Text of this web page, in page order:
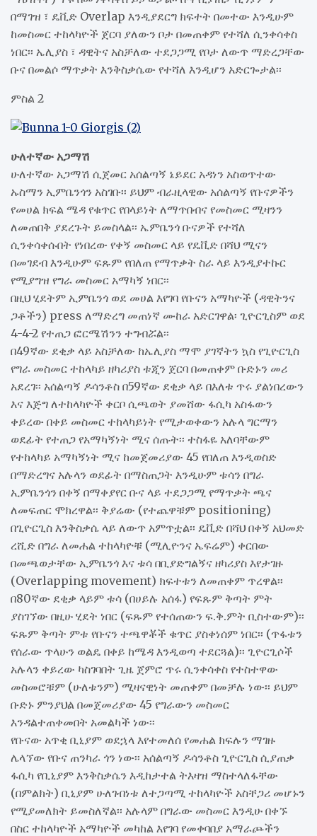
በማገዝ ፣ ዴቪድ Overlap እንዲያደርግ ክፍተት በመተው እንዲሁም
ከመስመር ተከላካዮች ጀርባ ያለውን ቦታ በመጠቀም የተሻለ ሲንቀሳቀስ
ነበር፡፡ ኤሊያስ ፣ ዳዊትና አስቻለው ተደጋጋሚ የቦታ ለውጥ ማድረጋቸው
ቡና በመልሶ ማጥቃት እንቅስቃሴው የተሻለ እንዲሆን አድርጐታል፡፡
ምስል 2
ሁለተኛው አጋማሽ
ሁለተኛው አጋማሽ ሲጀመር አሰልጣኝ ኔይደር አዳነን አስወጥተው
ኡስማን ኢምቤንጎን አስገቡ፡፡ ይህም ብራዚላዊው አሰልጣኝ የቡናዎችን
የመሀል ክፍል ሜዳ የቁጥር የበላይነት ለማጥበብና የመስመር ሚዛንን
ለመጠበቅ ያደረጉት ይመስላል፡፡ ኤምቤንጎ ቡናዎች የተሻለ
ሲንቀሳቀሱበት የነበረው የቀኝ መስመር ላይ የዴቪድ በሻህ ሚናን
በመገደብ እንዲሁም ፍጹም የበለጠ የማጥቃት ስራ ላይ እንዲያተኩር
የሚያግዝ የግራ መስመር አማካኝ ነበር፡፡
በዚህ ሂደትም ኢምቤንጎ ወደ መሀል እየገባ የቡናን አማካዮች (ዳዊትንና
ጋቶችን) press ለማድረግ መጠነኛ ሙከራ አድርገዋል፡ ጊዮርጊስም ወደ
4-4-2 የተጠጋ ፎርሜሽንን ተግብሯል፡፡
በ49ኛው ደቂቃ ላይ አስቻለው ከኤሊያስ ማሞ ያገኛትን ኳስ የጊዮርጊስ
የግራ መስመር ተከላካይ ዘካሪያስ ቱጂን ጀርባ በመጠቀም ቡድኑን መሪ
አደረገ፡፡ አሰልጣኝ ዶሳንቶስ በ59ኛው ደቂቃ ላይ በእለቱ ጥሩ ያልነበረውን
እና እጅግ ለተከላካዮች ቀርቦ ሲጫወት ያመሸው ፋሲካ አስፋውን
ቀይረው በቀይ መስመር ተከላካይነት የሚታወቀውን አሉላ ግርማን
ወደፊት የተጠጋ የአማካኝነት ሚና ሰጡት፡፡ ተስፋዬ አለባቸውም
የተከላካይ አማካኝነት ሚና ከመጀመሪያው 45 የበለጠ እንዲወስድ
በማድረግና አሉላን ወደፊት በማስጠጋት እንዲሁም ቱሳን በግራ
ኢምቤንጎን በቀኝ በማቀያየር ቡና ላይ ተደጋጋሚ የማጥቃት ጫና
ለመፍጠር ሞክረዋል፡፡ ቅያሬው (የተጨዋቹም positioning)
በጊዮርጊስ እንቅስቃሴ ላይ ለውጥ አምጥቷል፡፡ ዴቪድ በሻህ በቀኝ አህመድ
ረሺድ በግራ ለመሐል ተከላካዮቹ (ሚሊዮንና ኤፍሬም) ቀርበው
በመጫወታቸው ኢምቤንጎ እና ቱሳ በቢያድግልኝና ዘካሪያስ እየታገዙ
(Overlapping movement) ክፍተቱን ለመጠቀም ጥረዋል፡፡
በ80ኛው ደቂቃ ላይም ቱሳ (በሀይሉ አሰፋ) የፍጹም ቅጣት ምት
ያስገኘው በዚሁ ሂደት ነበር (ፍጹም የተሰጠውን ፍ.ቅ.ምት ቢስተውም)፡፡
ፍጹም ቅጣት ምቱ የቡናን ተጫዋቾች ቁጥር ያስቀነሰም ነበር፡፡ (ጥፋቱን
የሰራው ጥላሁን ወልዴ በቀይ ከሜዳ እንዲወጣ ተደርጓል)፡፡ ጊዮርጊሶች
አሉላን ቀይረው ካስገባበት ጊዜ ጀምሮ ጥሩ ሲንቀሳቀስ የተስተዋው
መስመሮቹም (ሁለቱንም) ሚዛናዊነት መጠቀም በመቻሉ ነው፡፡ ይህም
ቡድኑ ምንያህል በመጀመሪያው 45 የግራውን መስመር
እንዳልተጠቀመበት አመልካች ነው፡፡
የቡናው አጥቂ ቢኒያም ወደኋላ እየተመለሰ የመሐል ክፍሉን ማገዙ
ሌላኘው የቡና ጠንካራ ጎን ነው፡፡ አሰልጣኝ ዶሳንቶስ ጊዮርጊስ ሲያጠቃ
ፋሲካ የቢኒያም እንቅስቃሴን እዲከታተል ትእዛዝ ማስተላለፋቸው
(በምልክት) ቢኒያም ሁለገብነቱ ለተጋጣሚ ተከላካዮች አስቸጋሪ መሆኑን
የሚያመለክት ይመስለኛል፡፡ አሉላም በግራው መስመር እንዲሁ በቀኙ
በስር ተከላካዮች አማካዮች መካከል እየገባ የመቀባበያ አማራጮችን